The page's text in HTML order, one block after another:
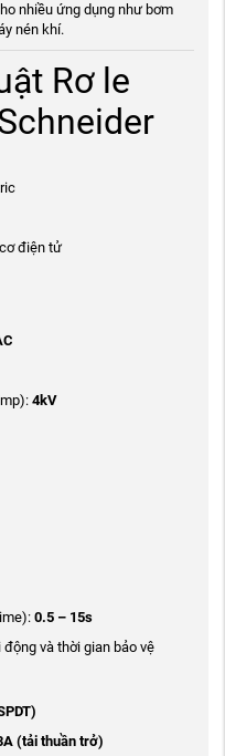
nhiều ứng dụng như bơm
nén khí.
Rơ le
điện tử
4kV
0.5 – 15s
và thời gian bảo vệ
(tải thuần trở)